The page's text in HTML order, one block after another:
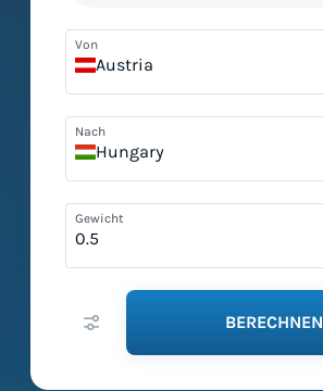
Von
Austria
Nach
Hungary
Gewicht
BERECHNEN